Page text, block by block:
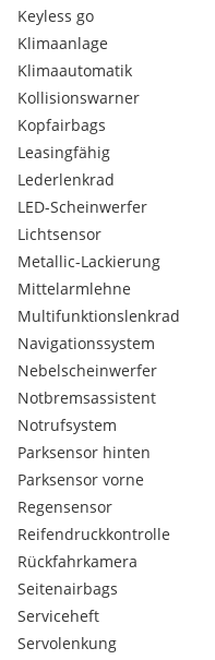
Keyless go
Klimaanlage
Klimaautomatik
Kollisionswarner
Kopfairbags
Leasingfähig
Lederlenkrad
LED-Scheinwerfer
Lichtsensor
Metallic-Lackierung
Mittelarmlehne
Multifunktionslenkrad
Navigationssystem
Nebelscheinwerfer
Notbremsassistent
Notrufsystem
Parksensor hinten
Parksensor vorne
Regensensor
Reifendruckkontrolle
Rückfahrkamera
Seitenairbags
Serviceheft
Servolenkung